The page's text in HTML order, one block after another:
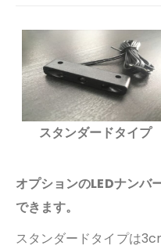
スタンダードタイプ
オプションのLEDナンバ
できます。
スタンダードタイプは